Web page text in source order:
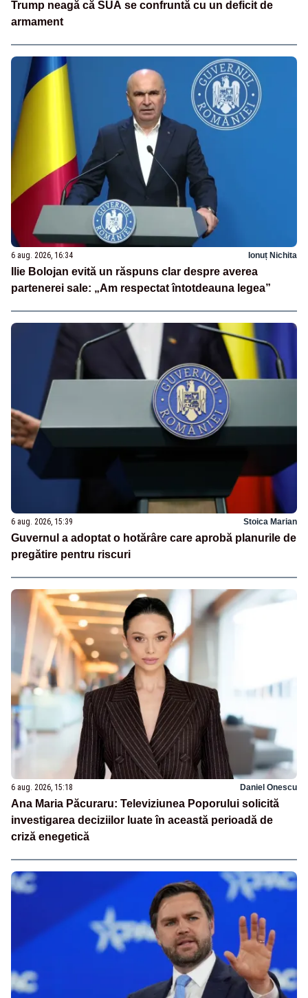
Trump neagă că SUA se confruntă cu un deficit de
armament
6 aug. 2026, 16:34 Ionuț Nichita
Ilie Bolojan evită un răspuns clar despre averea
partenerei sale: „Am respectat întotdeauna legea”
6 aug. 2026, 15:39 Stoica Marian
Guvernul a adoptat o hotărâre care aprobă planurile de
pregătire pentru riscuri
6 aug. 2026, 15:18 Daniel Onescu
Ana Maria Păcuraru: Televiziunea Poporului solicită
investigarea deciziilor luate în această perioadă de
criză enegetică